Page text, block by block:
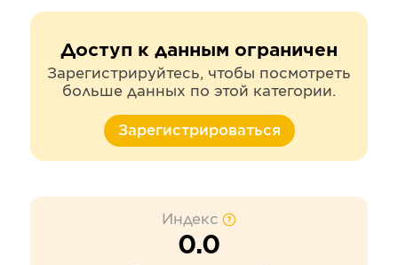
Доступ к данным ограничен
Зарегистрируйтесь, чтобы посмотреть
больше данных по этой категории.
Зарегистрироваться
Индекс
0.0